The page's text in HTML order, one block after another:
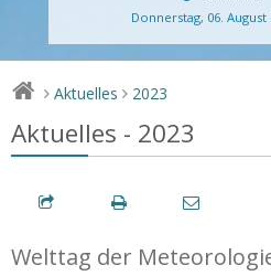
Donnerstag, 06. August
> Aktuelles > 2023
Aktuelles - 2023
Welttag der